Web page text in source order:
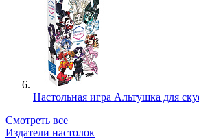
Настольная игра Альтушка для
Смотреть все
Издатели настолок